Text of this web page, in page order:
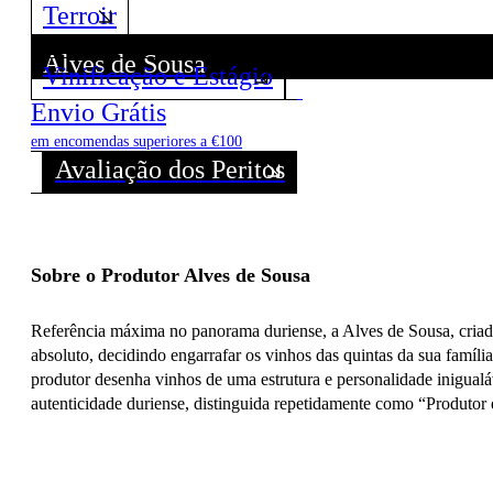
Terroir
Alves de Sousa
Descubra todos os Vinhos deste Produtor!
Vinificação e Estágio
Envio Grátis
em encomendas superiores a €100
Avaliação dos Peritos
Sobre o Produtor Alves de Sousa
Referência máxima no panorama duriense, a Alves de Sousa,
absoluto, decidindo engarrafar os vinhos das quintas da sua
produtor desenha vinhos de uma estrutura e personalidade
autenticidade duriense, distinguida repetidamente como “Produtor